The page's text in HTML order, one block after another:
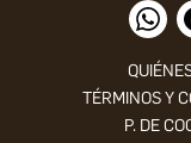
TÉRMINOS Y
P. DE